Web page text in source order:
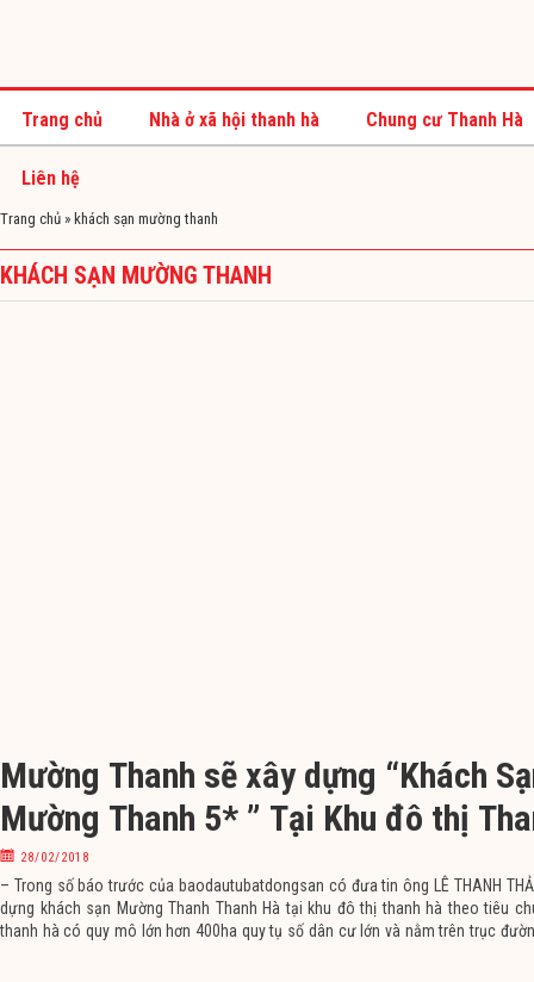
Trang chủ Nhà ở xã hội thanh hà Chung cư Thanh Hà
Liên hệ
Trang chủ » khách sạn mường thanh
KHÁCH SẠN MƯỜNG THANH
Mường Thanh sẽ xây dựng “Khách
Mường Thanh 5* ” Tại Khu đô thị
Cienco 5 trong năm (2019-2020)
28/02/2018
– Trong số báo trước của baodautubatdongsan có đưa tin ông LÊ THANH
dựng khách sạn Mường Thanh Thanh Hà tại khu đô thị thanh hà theo tiêu
thanh hà có quy mô lớn hơn 400ha quy tụ số dân cư lớn và nằm trên trục